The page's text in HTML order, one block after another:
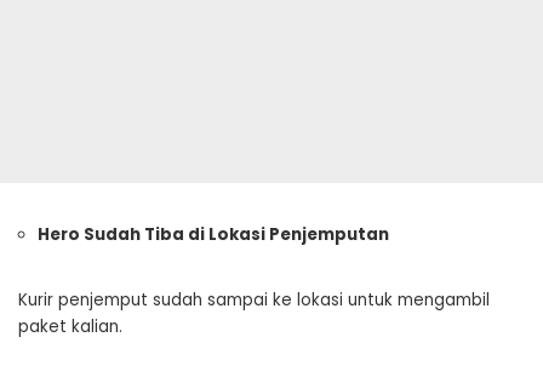
Hero Sudah Tiba di Lokasi Penjemputan
Kurir penjemput sudah sampai ke lokasi untuk mengambil
paket kalian.